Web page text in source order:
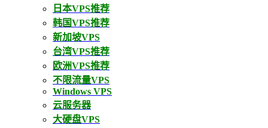
日本VPS推荐
韩国VPS推荐
新加坡VPS
台湾VPS推荐
欧洲VPS推荐
不限流量VPS
Windows VPS
云服务器
大硬盘VPS